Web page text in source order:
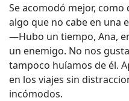
Se acomodó mejor,
algo que no cabe en una
—Hubo un tiempo, Ana,
un enemigo. No nos
tampoco huíamos de él.
en los viajes sin
incómodos.